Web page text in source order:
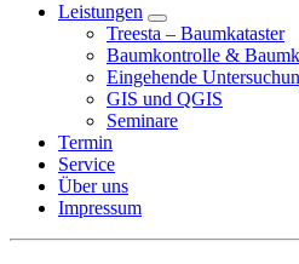
Leistungen
Treesta – Baumkataster
Baumkontrolle &
Eingehende
GIS und QGIS
Seminare
Termin
Service
Über uns
Impressum